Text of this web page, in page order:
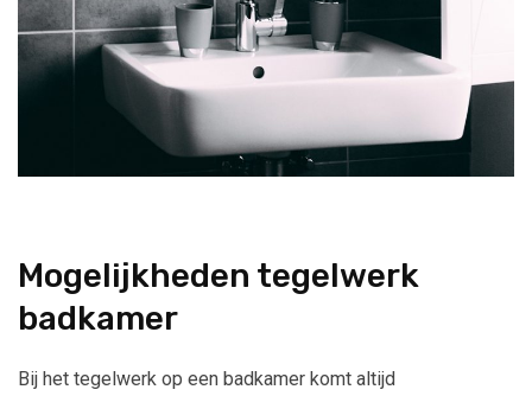
Mogelijkheden tegelwerk
badkamer
Bij het tegelwerk op een badkamer komt altijd